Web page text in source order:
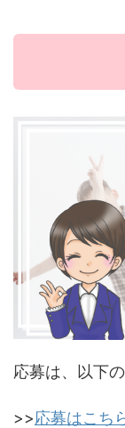
応募は、以下
>>応募はこち